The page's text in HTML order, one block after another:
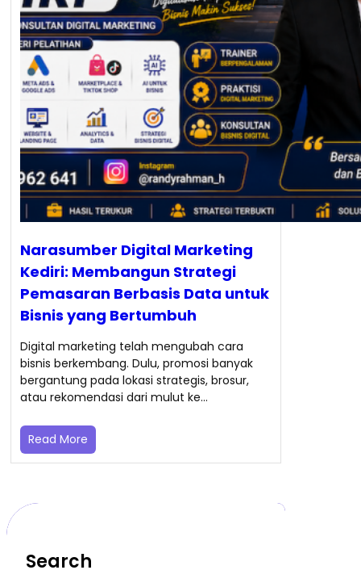
Narasumber Digital Marketing
Kediri: Membangun Strategi
Pemasaran Berbasis Data untuk
Bisnis yang Bertumbuh
Digital marketing telah mengubah cara
bisnis berkembang. Dulu, promosi banyak
bergantung pada lokasi strategis, brosur,
atau rekomendasi dari mulut ke…
Read More
Search